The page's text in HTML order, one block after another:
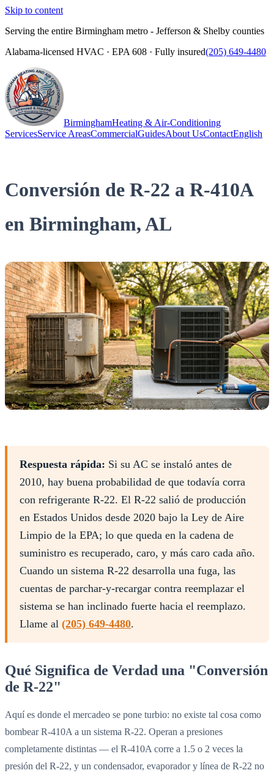
Skip to content
Serving the entire Birmingham metro - Jefferson & Shelby counties
Alabama-licensed HVAC · EPA 608 · Fully insured(205) 649-4480
BirminghamHeating & Air-Conditioning
ServicesService AreasCommercialGuidesAbout UsContactEnglish
Conversión de R-22 a R-410A
en Birmingham, AL
Respuesta rápida: Si su AC se instaló antes de
2010, hay buena probabilidad de que todavía corra
con refrigerante R-22. El R-22 salió de producción
en Estados Unidos desde 2020 bajo la Ley de Aire
Limpio de la EPA; lo que queda en la cadena de
suministro es recuperado, caro, y más caro cada año.
Cuando un sistema R-22 desarrolla una fuga, las
cuentas de parchar-y-recargar contra reemplazar el
sistema se han inclinado fuerte hacia el reemplazo.
Llame al (205) 649-4480.
Qué Significa de Verdad una "Conversión
de R-22"
Aquí es donde el mercadeo se pone turbio: no existe tal cosa como
bombear R-410A a un sistema R-22. Operan a presiones
completamente distintas — el R-410A corre a 1.5 o 2 veces la
presión del R-22, y un condensador, evaporador y línea de R-22 no